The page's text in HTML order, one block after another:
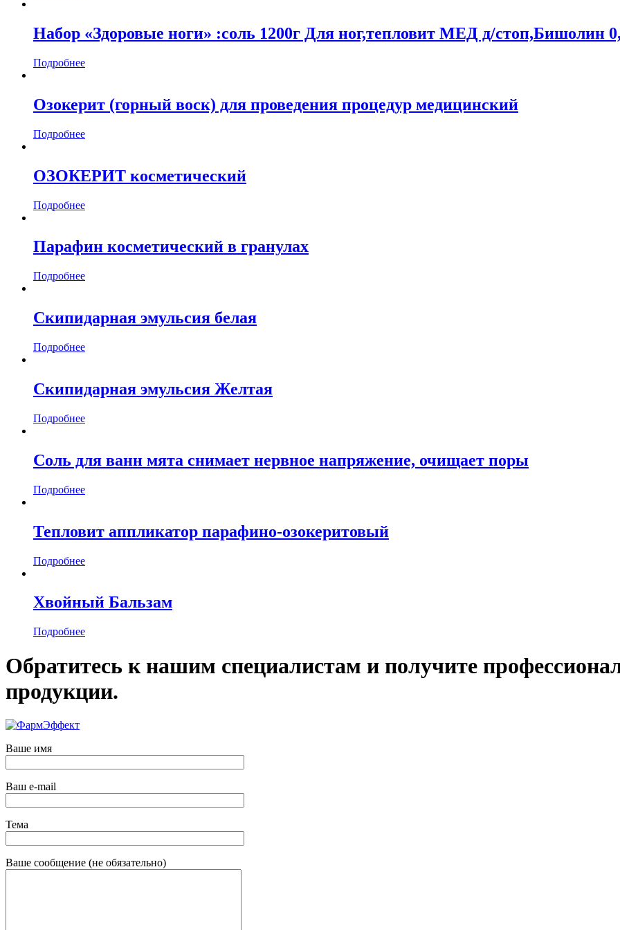
Набор «Здоровые ноги» :соль 1200г Для ног,тепловит МЕД д/стоп,Бишолин
Подробнее
Озокерит (горный воск) для проведения процедур медицинский
Подробнее
ОЗОКЕРИТ косметический
Подробнее
Парафин косметический в гранулах
Подробнее
Скипидарная эмульсия белая
Подробнее
Скипидарная эмульсия Желтая
Подробнее
Соль для ванн мята снимает нервное напряжение, очищает поры
Подробнее
Тепловит аппликатор парафино-озокеритовый
Подробнее
Хвойный Бальзам
Подробнее
Обратитесь к нашим специалистам и получите
продукции.
Ваше имя
Ваш e-mail
Тема
Ваше сообщение (не обязательно)